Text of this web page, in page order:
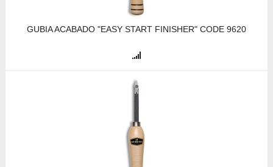
GUBIA ACABADO "EASY START FINISHER" CODE 9620